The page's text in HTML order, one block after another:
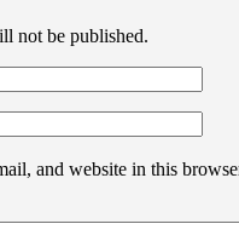
not be published.
and website in this